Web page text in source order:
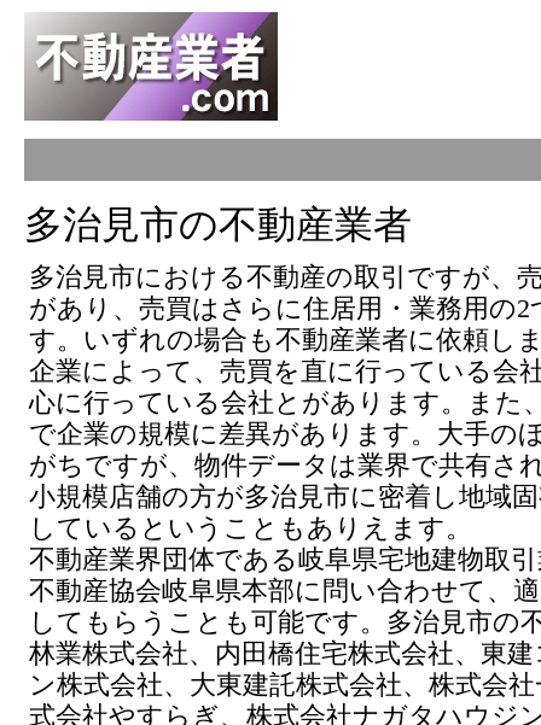
多治見市の不動産業者
多治見市における不動産の取引ですが、
があり、売買はさらに住居用・業務用の
す。いずれの場合も不動産業者に依頼し
企業によって、売買を直に行っている会
心に行っている会社とがあります。また
で企業の規模に差異があります。大手の
がちですが、物件データは業界で共有さ
小規模店舗の方が多治見市に密着し地域
しているということもありえます。
不動産業界団体である岐阜県宅地建物取
不動産協会岐阜県本部に問い合わせて、
してもらうことも可能です。多治見市の
林業株式会社、内田橋住宅株式会社、東
ン株式会社、大東建託株式会社、株式会
式会社やすらぎ、株式会社ナガタハウジ